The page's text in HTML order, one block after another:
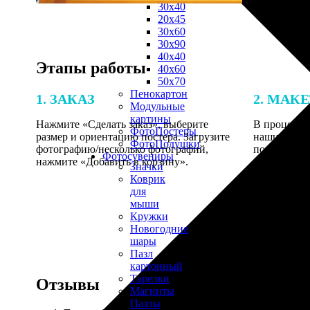
30х40
20х45
30х60
30х90
40х40
40х60
50х70
Пенокартон
Модульные
картины
ФотоПостеры
ФотоПодушки
Фотоcувениры
Значки
Коврик
для
мыши
Кружки
Новогодние
шары
Пазл
картонный
Тарелки
Магниты
Пазлы
Этапы работы
1. ЗАКАЗ
Нажмите «Сделать заказ», выберите
размер и ориентацию постера. Загрузите
фотографию/несколько фотографий,
нажмите «Добавить в корзину».
2.
В процессе
наши
по
Отзывы